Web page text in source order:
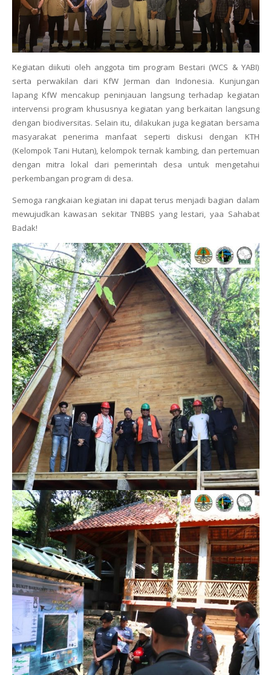
Kegiatan diikuti oleh anggota tim program Bestari (WCS & YABI)
serta perwakilan dari KfW Jerman dan Indonesia. Kunjungan
lapang KfW mencakup peninjauan langsung terhadap kegiatan
intervensi program khususnya kegiatan yang berkaitan langsung
dengan biodiversitas. Selain itu, dilakukan juga kegiatan bersama
masyarakat penerima manfaat seperti diskusi dengan KTH
(Kelompok Tani Hutan), kelompok ternak kambing, dan pertemuan
dengan mitra lokal dari pemerintah desa untuk mengetahui
perkembangan program di desa.
Semoga rangkaian kegiatan ini dapat terus menjadi bagian dalam
mewujudkan kawasan sekitar TNBBS yang lestari, yaa Sahabat
Badak!